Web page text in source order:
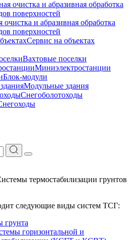
очистка и абразивная обработка
поверхностей
Сервис на объектах
Вахтовые поселки
Миниэлектростанции
Блок-модули
Модульные здания
Снегоболотоходы
термостабилизации грунтов
следующие виды систем ТСГ:
грунта
горизонтальной и